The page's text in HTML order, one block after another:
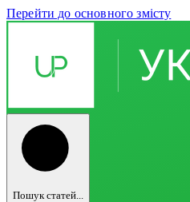
Перейти до основного змісту
Пошук статей...